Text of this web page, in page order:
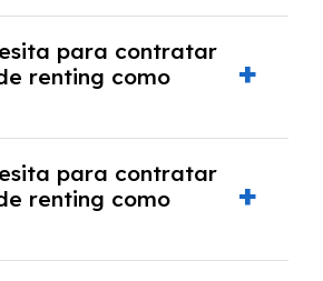
penalizaciones por
Es importante revisar
del contrato y hablar con un
para contratar
renting como
una consulta de solvencia
inicial.
para contratar
renting como